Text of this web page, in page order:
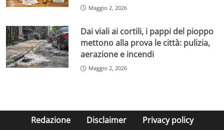
Maggio 2, 2026
Dai viali ai cortili, i pappi del pioppo
mettono alla prova le città: pulizia,
aerazione e incendi
Maggio 2, 2026
Redazione Disclaimer Privacy policy